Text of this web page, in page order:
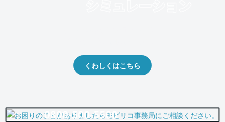
くわしくはこちら
0800-500-5500